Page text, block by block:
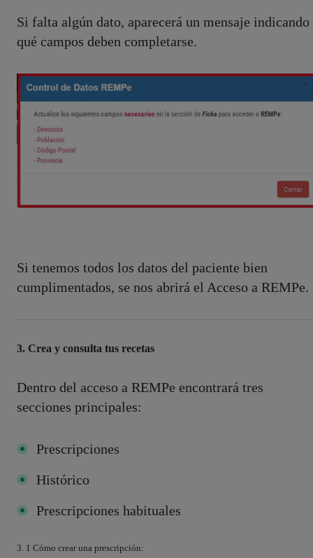
Si falta algún dato, aparecerá un mensaje indicando
qué campos deben completarse.
Si tenemos todos los datos del paciente bien
cumplimentados, se nos abrirá el Acceso a REMPe.
3. Crea y consulta tus recetas
Dentro del acceso a REMPe encontrará tres
secciones principales:
Prescripciones
Histórico
Prescripciones habituales
3. 1 Cómo crear una prescripción: